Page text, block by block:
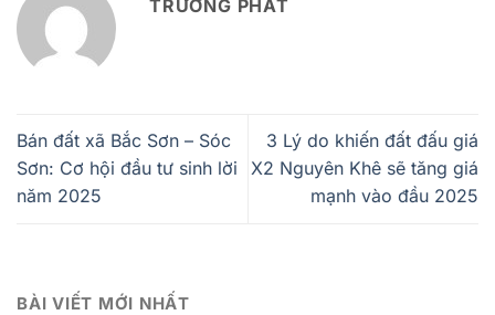
TRƯỜNG PHÁT
Bán đất xã Bắc Sơn – Sóc
Sơn: Cơ hội đầu tư sinh lời
năm 2025
3 Lý do khiến đất đấu giá
X2 Nguyên Khê sẽ tăng giá
mạnh vào đầu 2025
BÀI VIẾT MỚI NHẤT